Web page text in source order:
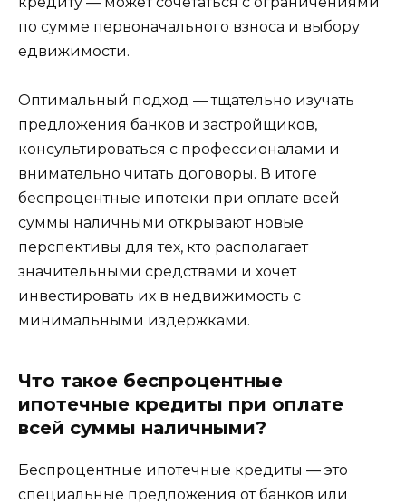
по сумме первоначального взноса и выбору
едвижимости.
Оптимальный подход — тщательно изучать
предложения банков и застройщиков,
консультироваться с профессионалами и
внимательно читать договоры. В итоге
беспроцентные ипотеки при оплате всей
суммы наличными открывают новые
перспективы для тех, кто располагает
значительными средствами и хочет
инвестировать их в недвижимость с
минимальными издержками.
Что такое беспроцентные
ипотечные кредиты при оплате
всей суммы наличными?
Беспроцентные ипотечные кредиты — это
специальные предложения от банков или